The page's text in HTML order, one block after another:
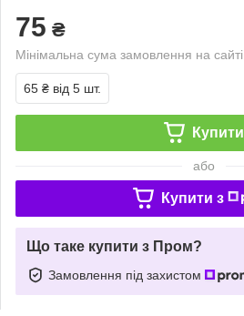
75 ₴
Мінімальна сума замовлення на
65 ₴ від 5 шт.
Купити
або
Купити з
Що таке купити з Пром?
Замовлення під захистом